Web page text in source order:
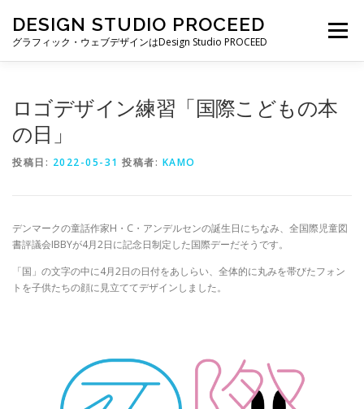
DESIGN STUDIO PROCEED
グラフィック・ウェブデザインはDesign Studio PROCEED
メニュー
ロゴデザイン練習「国際こどもの本
の日」
投稿日: 2022-05-31 投稿者: KAMO
デンマークの童話作家H・C・アンデルセンの誕生日にちなみ、全国際児童図
書評議会IBBYが4月2日に記念日制定した国際デーだそうです。
「国」の文字の中に4月2日の日付をあしらい、全体的に丸みを帯びたフォン
トを子供たちの顔に見立ててデザインしました。